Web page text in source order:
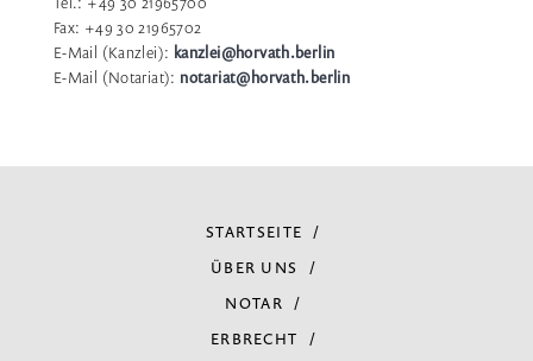
Fax: +49 30 21965702
E-Mail (Kanzlei): kanzlei@horvath.berlin
E-Mail (Notariat): notariat@horvath.berlin
STARTSEITE
ÜBER UNS
NOTAR
ERBRECHT